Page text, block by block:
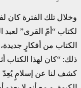
وخلال تلك الفترة كان
لكتاب “أمّ القرى” لعبد
الكتاب من أفكارٍ
‏ذلك: “كان لهذا الكتاب
كشف لنا عن إسلامٍ يُعِدّ